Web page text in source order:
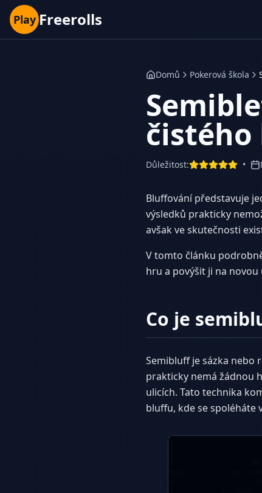
Play Freerolls
Domů Pokerová škola
čistého
Důležitost: •
Bluffování představuje
výsledků prakticky
avšak ve skutečnosti
V tomto článku
hru a povýšit ji na novou
Co je
Semibluff je sázka nebo
prakticky nemá žádnou
ulicích. Tato technika
bluffu, kde se spoléháte